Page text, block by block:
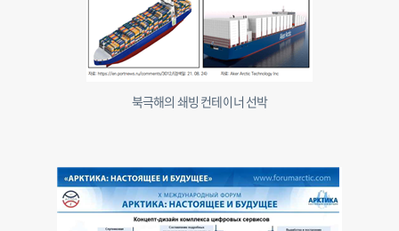
북극해의 쇄빙 컨테이너 선박